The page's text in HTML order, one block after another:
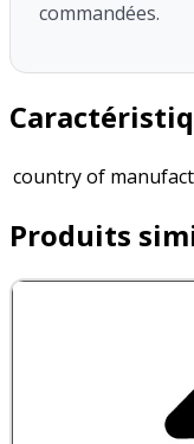
commandées.
country of
Produits